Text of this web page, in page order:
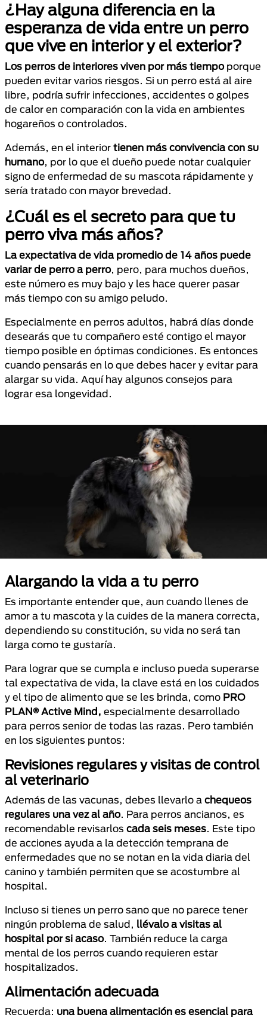
¿Hay alguna diferencia en la
esperanza de vida entre un perro
que vive en interior y el exterior?
Los perros de interiores viven por más tiempoporque
pueden evitar varios riesgos. Si un perro está al aire
libre, podría sufrir infecciones, accidentes o golpes
de calor en comparación con la vida en ambientes
hogareños o controlados.
Además, en el interior tienen más convivencia con su
humano, por lo que el dueño puede notar cualquier
signo de enfermedad de su mascota rápidamente y
sería tratado con mayor brevedad.
¿Cuál es el secreto para que tu
perro viva más años?
La expectativa de vida promedio de 14 años puede
variar de perro a perro, pero, para muchos dueños,
este número es muy bajo y les hace querer pasar
más tiempo con su amigo peludo.
Especialmente en perros adultos, habrá días donde
desearás que tu compañero esté contigo el mayor
tiempo posible en óptimas condiciones. Es entonces
cuando pensarás en lo que debes hacer y evitar para
alargar su vida. Aquí hay algunos consejos para
lograr esa longevidad.
Alargando la vida a tu perro
Es importante entender que, aun cuando llenes de
amor a tu mascota y la cuides de la manera correcta,
dependiendo su constitución, su vida no será tan
larga como te gustaría.
Para lograr que se cumpla e incluso pueda superarse
tal expectativa de vida, la clave está en los cuidados
y el tipo de alimento que se les brinda, como PRO
PLAN® Active Mind, especialmente desarrollado
para perros senior de todas las razas. Pero también
en los siguientes puntos:
Revisiones regulares y visitas de control
al veterinario
Además de las vacunas, debes llevarlo a chequeos
regulares una vez al año. Para perros ancianos, es
recomendable revisarlos cada seis meses. Este tipo
de acciones ayuda a la detección temprana de
enfermedades que no se notan en la vida diaria del
canino y también permiten que se acostumbre al
hospital.
Incluso si tienes un perro sano que no parece tener
ningún problema de salud, llévalo a visitas al
hospital por si acaso. También reduce la carga
mental de los perros cuando requieren estar
hospitalizados.
Alimentación adecuada
Recuerda: una buena alimentación es esencial para